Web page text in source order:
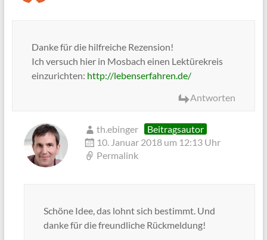
Danke für die hilfreiche Rezension!
Ich versuch hier in Mosbach einen Lektürekreis
einzurichten: http://lebenserfahren.de/
Antworten
th.ebinger
Beitragsautor
10. Januar 2018 um 12:13 Uhr
Permalink
Schöne Idee, das lohnt sich bestimmt. Und
danke für die freundliche Rückmeldung!